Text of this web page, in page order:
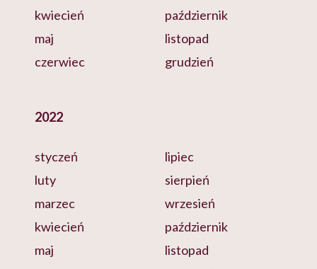
kwiecień
maj
czerwiec
październik
listopad
grudzień
2022
styczeń
luty
marzec
kwiecień
maj
lipiec
sierpień
wrzesień
październik
listopad